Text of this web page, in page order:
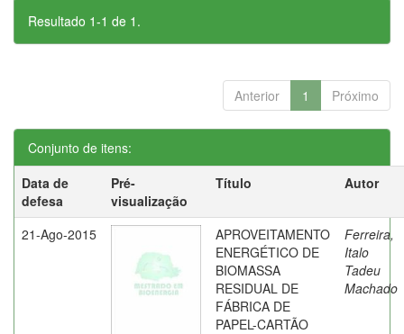
Resultado 1-1 de 1.
Anterior 1 Próximo
Conjunto de itens:
Data de
defesa
Pré-
visualização
Título Autor
21-Ago-2015
APROVEITAMENTO
ENERGÉTICO DE
BIOMASSA
RESIDUAL DE
FÁBRICA DE
PAPEL-CARTÃO
Ferreira,
Italo
Tadeu
Machado